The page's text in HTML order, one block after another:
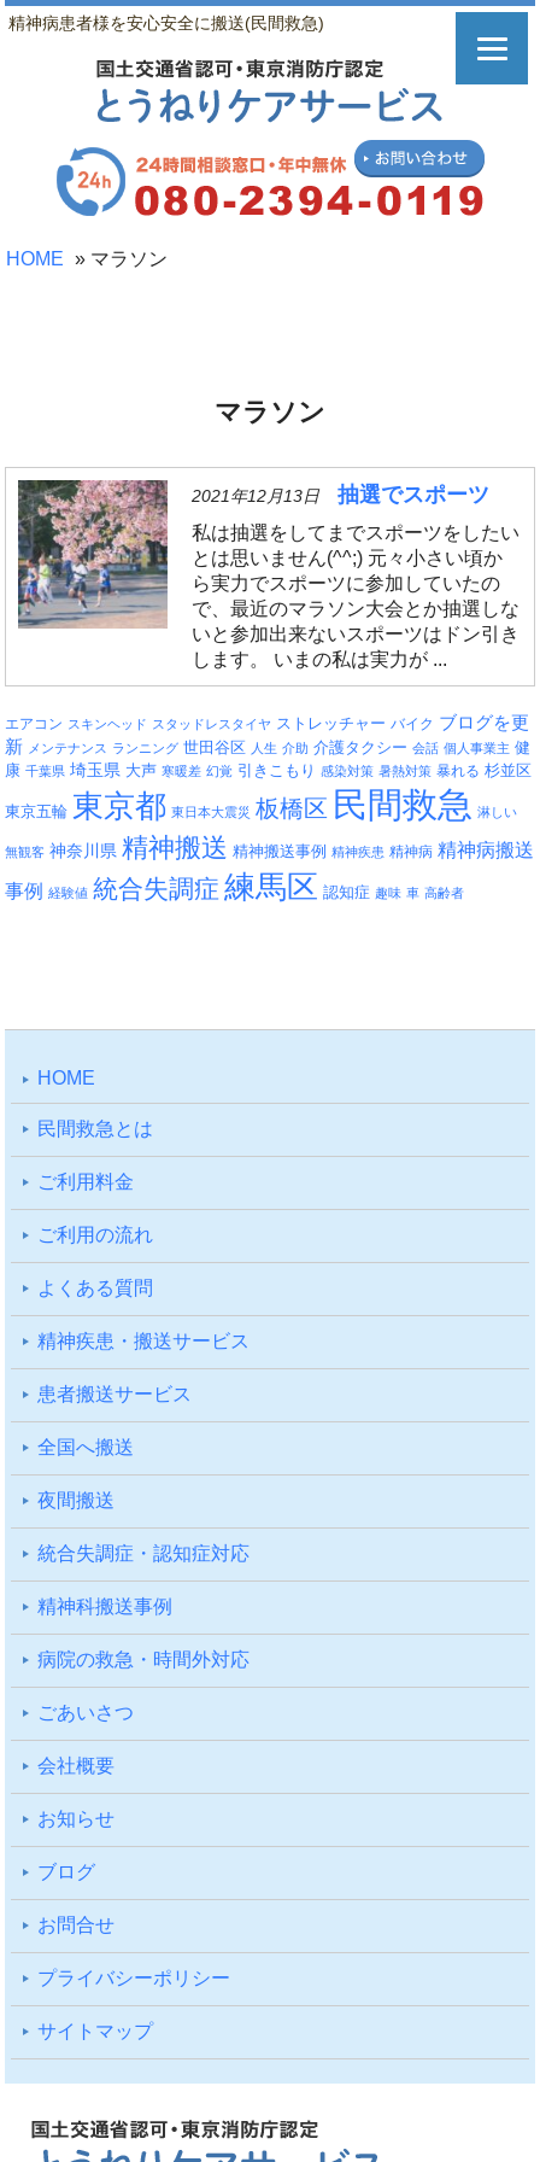
精神病患者様を安心安全に搬送(民間救急)
HOME » マラソン
マラソン
2021年12月13日 抽選でスポーツ
私は抽選をしてまでスポーツをしたい
とは思いません(^^;) 元々小さい頃か
ら実力でスポーツに参加していたの
で、最近のマラソン大会とか抽選しな
いと参加出来ないスポーツはドン引き
します。 いまの私は実力が ...
エアコン スキンヘッド スタッドレスタイヤ ストレッチャー バイク ブログを更
新 メンテナンス ランニング 世田谷区 人生 介助 介護タクシー 会話 個人事業主 健
康 千葉県 埼玉県 大声 寒暖差 幻覚 引きこもり 感染対策 暑熱対策 暴れる 杉並区
東京五輪 東京都 東日本大震災 板橋区 民間救急 淋しい
無観客 神奈川県 精神搬送 精神搬送事例 精神疾患 精神病 精神病搬送
事例
経験値 統合失調症 練馬区 認知症 趣味 車 高齢者
HOME
⺠間救急とは
ご利⽤料⾦
ご利⽤の流れ
よくある質問
精神疾患・搬送サービス
患者搬送サービス
全国へ搬送
夜間搬送
統合失調症・認知症対応
精神科搬送事例
病院の救急・時間外対応
ごあいさつ
会社概要
お知らせ
ブログ
お問合せ
プライバシーポリシー
サイトマップ